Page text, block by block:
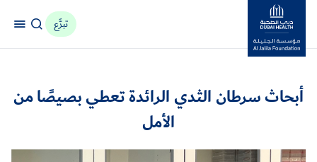
مؤسسة جليلة
تبرَّع
أبحاث سرطان الثدي الرائدة تعطي بصيصًا من
الأمل